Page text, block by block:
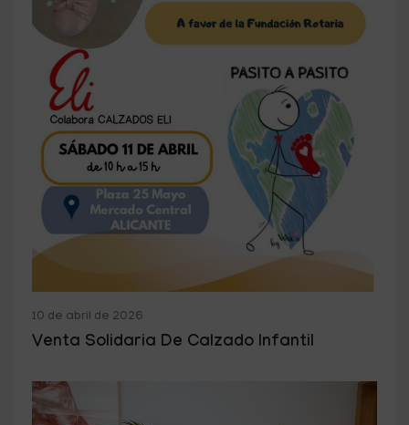
10 de abril de 2026
Venta Solidaria De Calzado Infantil